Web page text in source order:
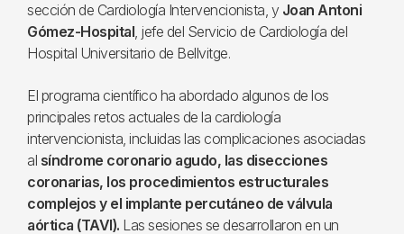
sección de Cardiología Intervencionista, y Joan Antoni
Gómez-Hospital, jefe del Servicio de Cardiología del
Hospital Universitario de Bellvitge.
El programa científico ha abordado algunos de los
principales retos actuales de la cardiología
intervencionista, incluidas las complicaciones asociadas
al síndrome coronario agudo, las disecciones
coronarias, los procedimientos estructurales
complejos y el implante percutáneo de válvula
aórtica (TAVI). Las sesiones se desarrollaron en un